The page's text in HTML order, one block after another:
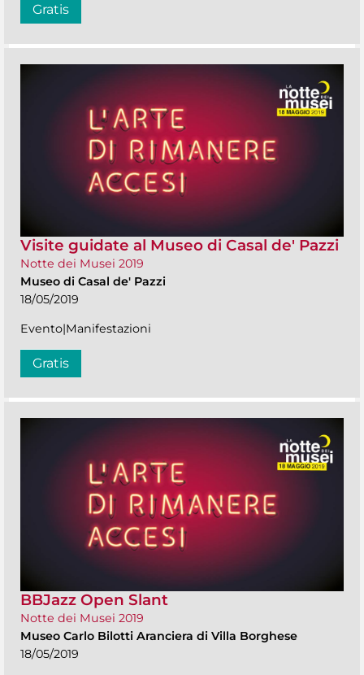
Gratis
Visite guidate al Museo di Casal de' Pazzi
Notte dei Musei 2019
Museo di Casal de' Pazzi
18/05/2019
Evento|Manifestazioni
Gratis
BBJazz Open Slant
Notte dei Musei 2019
Museo Carlo Bilotti Aranciera di Villa Borghese
18/05/2019